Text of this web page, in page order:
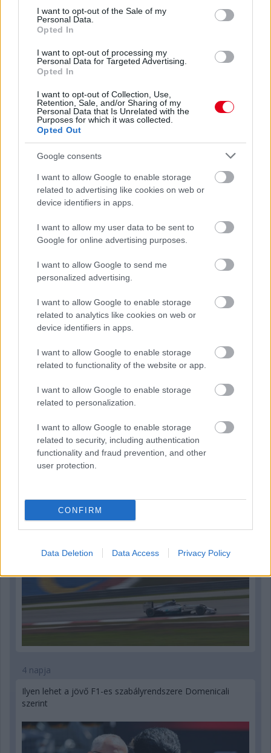
consent section.
I want to opt-out of the Sale of my
Personal Data.
Opted In
I want to opt-out of processing my
Personal Data for Targeted Advertising.
Opted In
I want to opt-out of Collection, Use,
Retention, Sale, and/or Sharing of my
Personal Data that Is Unrelated with the
Purposes for which it was collected.
Opted Out
Google consents
I want to allow Google to enable storage
related to advertising like cookies on web or
device identifiers in apps.
I want to allow my user data to be sent to
Google for online advertising purposes.
I want to allow Google to send me
personalized advertising.
I want to allow Google to enable storage
related to analytics like cookies on web or
device identifiers in apps.
I want to allow Google to enable storage
related to functionality of the website or app.
I want to allow Google to enable storage
related to personalization.
I want to allow Google to enable storage
related to security, including authentication
functionality and fraud prevention, and other
user protection.
CONFIRM
Data Deletion Data Access Privacy Policy
Montoya szerint Antonelli kedvessége sem segít
Russellen
Hakkinen megtartaná a Norris-Piastri párost a
McLarennél, nem borítaná fel Verstappenért
4 napja
Megvan, mikor kezdődik az F1-es Bahreini Nagydíj
4 napja
Ilyen lehet a jövő F1-es szabályrendszere Domenicali
szerint